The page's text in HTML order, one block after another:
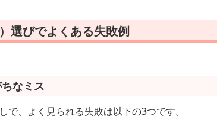
選びでよくある失敗例
なミス
、よく見られる失敗は以下の3つです。